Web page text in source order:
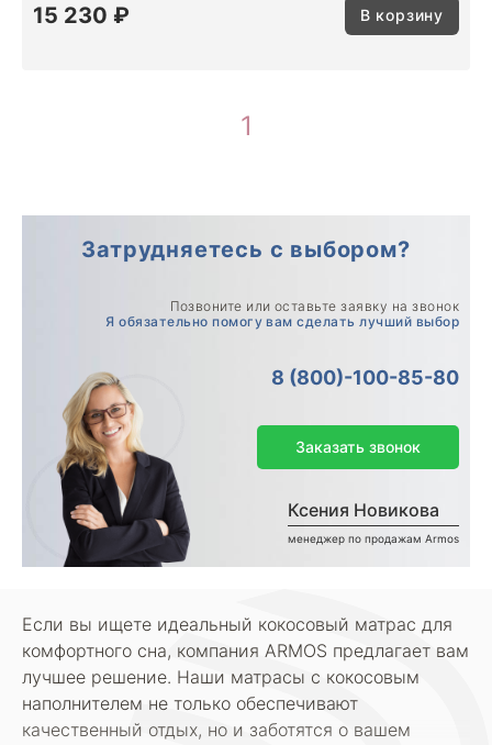
15 230 ₽ В корзину
1
Затрудняетесь с выбором?
Позвоните или оставьте заявку на звонок
Я обязательно помогу вам сделать лучший выбор
8 (800)-100-85-80
Ксения Новикова
менеджер по продажам Armos
Заказать звонок
Если вы ищете идеальный кокосовый матрас для
комфортного сна, компания ARMOS предлагает вам
лучшее решение. Наши матрасы с кокосовым
наполнителем не только обеспечивают
качественный отдых, но и заботятся о вашем